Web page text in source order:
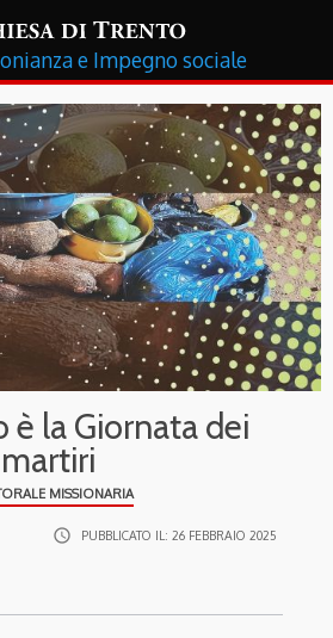
e Impegno sociale
è la Giornata dei
MISSIONARIA
access_time PUBBLICATO IL: 26 FEBBRAIO 2025